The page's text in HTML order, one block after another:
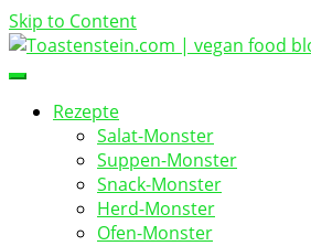
Skip to Content
Toastenstein.com
vegan food blog
Rezepte
Salat-Monster
Suppen-Monster
Snack-Monster
Herd-Monster
Ofen-Monster